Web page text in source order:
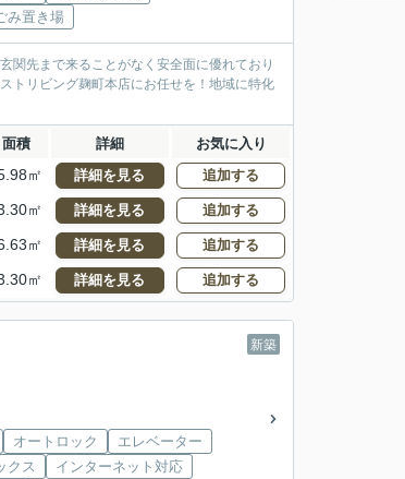
み置き場
関先まで来ることがなく安全面に優れており
トリビング麹町本店にお任せを！地域に特化
面積 詳細 お気に入り
㎡ 詳細を見る 追加する
㎡ 詳細を見る 追加する
㎡ 詳細を見る 追加する
㎡ 詳細を見る 追加する
新築
オートロック
エレベーター
クス
インターネット対応